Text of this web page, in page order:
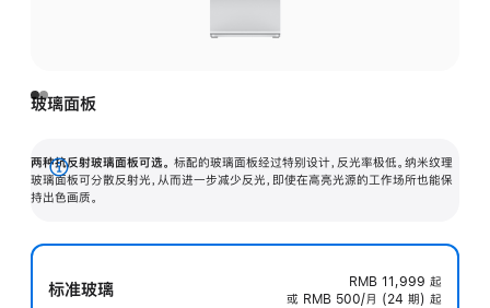
玻璃面板
两种抗反射玻璃面板可选。 标配的玻璃面板经过特别设计，反光率极低。纳米纹理
玻璃面板可分散反射光，从而进一步减少反光，即使在高亮光源的工作场所也能保
持出色画质。
展
开
标准玻璃 RMB 11,999 起
或 RMB 500/月 (24 期) 起